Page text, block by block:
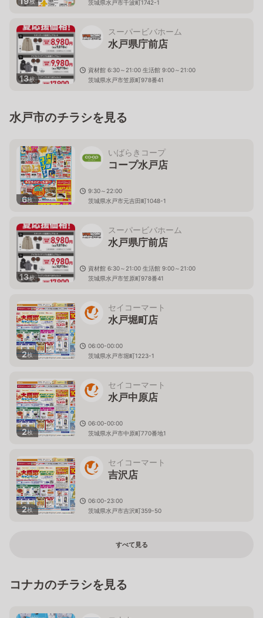
茨城県水戸市千波町1742-1
13枚
スーパービバホーム
水戸県庁前店
資材館 6:30～21:00 生活館 9:00～21:00
茨城県水戸市笠原町978番41
水戸市のチラシを見る
6枚
いばらきコープ
コープ水戸店
9:30～22:00
茨城県水戸市元吉田町1048-1
13枚
スーパービバホーム
水戸県庁前店
資材館 6:30～21:00 生活館 9:00～21:00
茨城県水戸市笠原町978番41
2枚
セイコーマート
水戸堀町店
06:00-00:00
茨城県水戸市堀町1223-1
2枚
セイコーマート
水戸中原店
06:00-00:00
茨城県水戸市中原町770番地1
2枚
セイコーマート
吉沢店
06:00-23:00
茨城県水戸市吉沢町359-50
すべて見る
コナカのチラシを見る